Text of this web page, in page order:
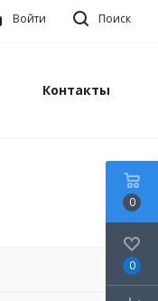
Поиск
Войти
Контакты
0
0